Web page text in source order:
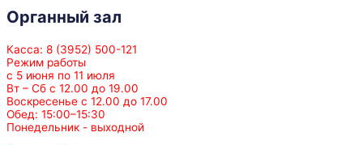
Органный зал
Касса: 8 (3952) 500-121
Режим работы
с 5 июня по 11 июля
Вт – Сб с 12.00 до 19.00
Воскресенье с 12.00 до 17.00
Обед: 15:00–15:30
Понедельник - выходной